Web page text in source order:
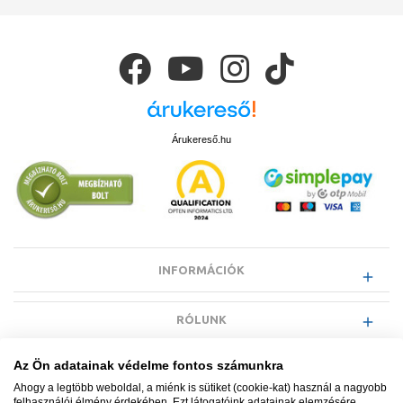
Árukereső.hu
INFORMÁCIÓK
RÓLUNK
EGYÉB INFORMÁCIÓK
Az Ön adatainak védelme fontos számunkra
Ahogy a legtöbb weboldal, a miénk is sütiket (cookie-kat) használ a nagyobb